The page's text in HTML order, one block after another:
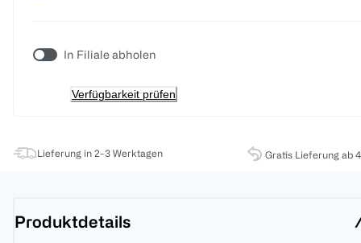
In Filiale abholen
Verfügbarkeit prüfen
Lieferung in 2-3 Werktagen Gratis Lieferung ab
Produktdetails